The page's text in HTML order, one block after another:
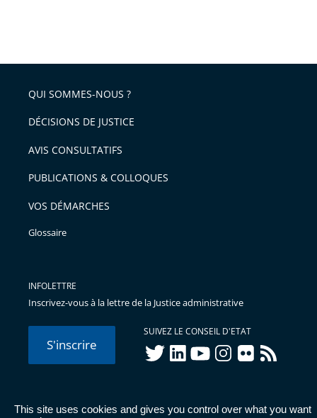
This site uses cookies and gives you control over what you want
QUI SOMMES-NOUS ?
DÉCISIONS DE JUSTICE
AVIS CONSULTATIFS
PUBLICATIONS & COLLOQUES
VOS DÉMARCHES
Glossaire
INFOLETTRE
Inscrivez-vous à la lettre de la Justice administrative
S'inscrire
SUIVEZ LE CONSEIL D'ETAT
twitterlinkedInyoutubeinstagram
flickr rss